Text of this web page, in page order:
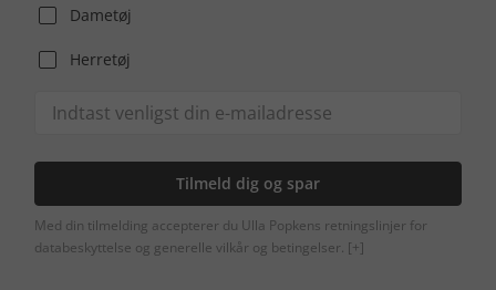
Dametøj
Herretøj
Tilmeld dig og spar
Med din tilmelding accepterer du Ulla Popkens retningslinjer for
databeskyttelse og generelle vilkår og betingelser. [+]